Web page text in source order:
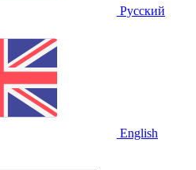
Русский
English